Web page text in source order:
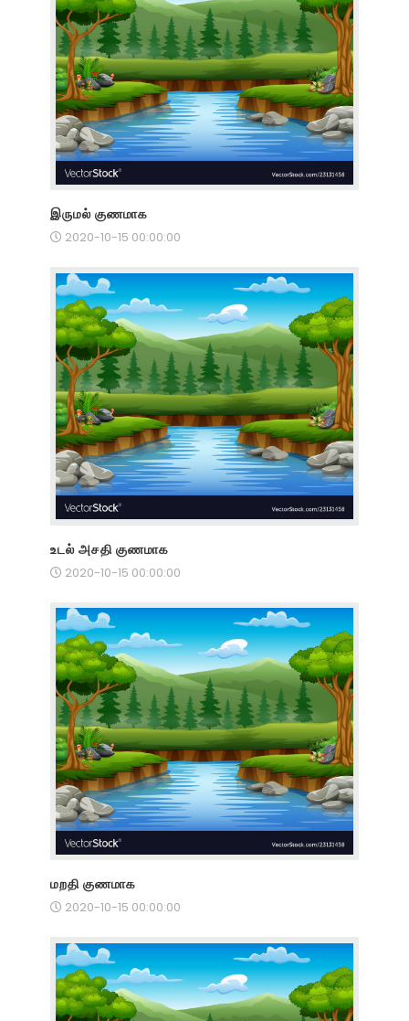
இருமல் குணமாக
2020-10-15 00:00:00
உடல் அசதி குணமாக
2020-10-15 00:00:00
மறதி குணமாக
2020-10-15 00:00:00